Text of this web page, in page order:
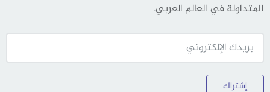
المتداولة في العالم العربي.
إشتراك